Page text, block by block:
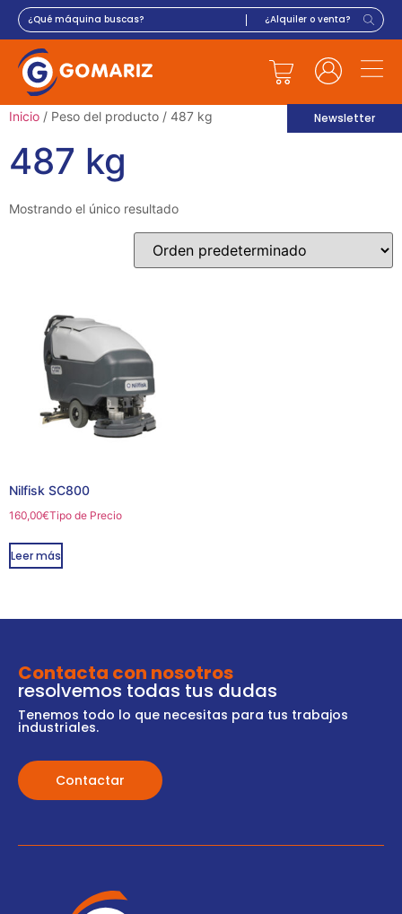
Newsletter
Inicio / Peso del producto / 487 kg
487 kg
Mostrando el único resultado
Nilfisk SC800
160,00€Tipo de Precio
Leer más
Contacta con nosotros
resolvemos todas tus dudas
Tenemos todo lo que necesitas para tus trabajos
industriales.
Contactar